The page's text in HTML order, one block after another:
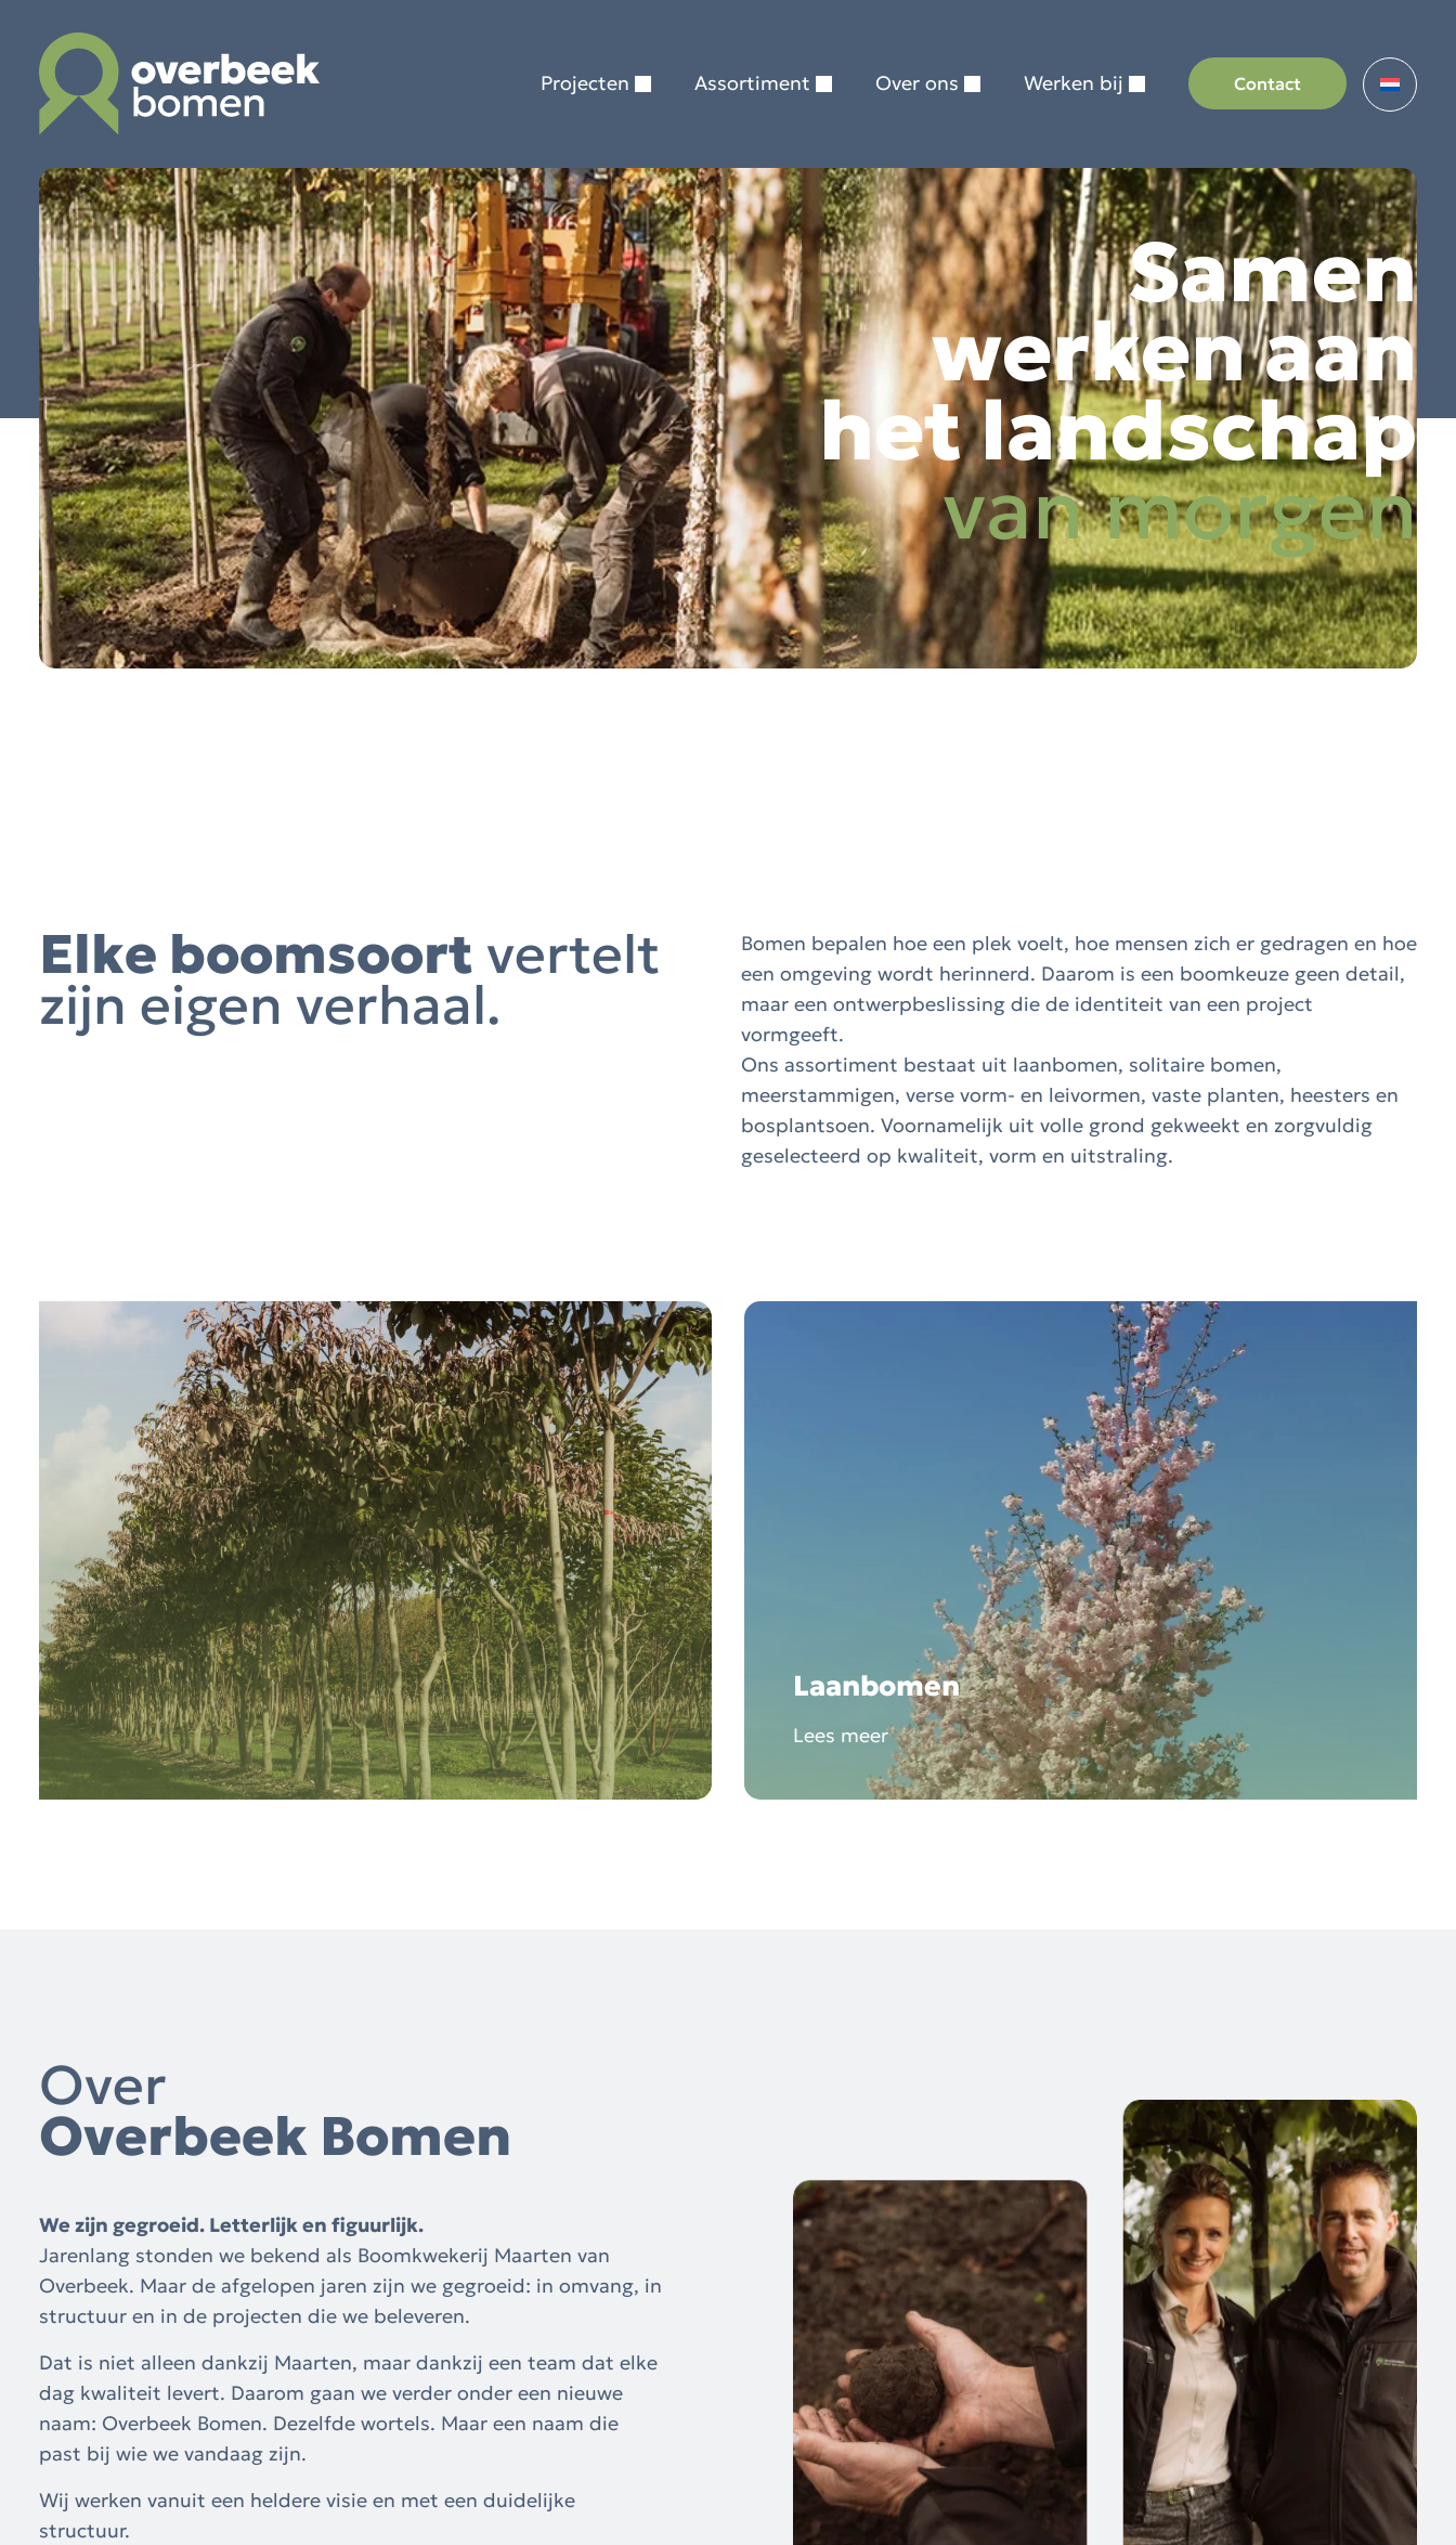
Projecten Assortiment Over ons Werken bij Contact
Samen
werken aan
het landschap
van morgen
Elke boomsoort vertelt
zijn eigen verhaal.
Bomen bepalen hoe een plek voelt, hoe mensen zich er gedragen en hoe
een omgeving wordt herinnerd. Daarom is een boomkeuze geen detail,
maar een ontwerpbeslissing die de identiteit van een project
vormgeeft.
Ons assortiment bestaat uit laanbomen, solitaire bomen,
meerstammigen, verse vorm- en leivormen, vaste planten, heesters en
bosplantsoen. Voornamelijk uit volle grond gekweekt en zorgvuldig
geselecteerd op kwaliteit, vorm en uitstraling.
Laanbomen
Lees meer
Over
Overbeek Bomen
We zijn gegroeid. Letterlijk en figuurlijk.
Jarenlang stonden we bekend als Boomkwekerij Maarten van
Overbeek. Maar de afgelopen jaren zijn we gegroeid: in omvang, in
structuur en in de projecten die we beleveren.
Dat is niet alleen dankzij Maarten, maar dankzij een team dat elke
dag kwaliteit levert. Daarom gaan we verder onder een nieuwe
naam: Overbeek Bomen. Dezelfde wortels. Maar een naam die
past bij wie we vandaag zijn.
Wij werken vanuit een heldere visie en met een duidelijke
structuur.